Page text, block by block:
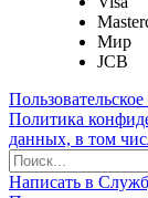
Мир
JCB
Политика
данных, в том
Написать в